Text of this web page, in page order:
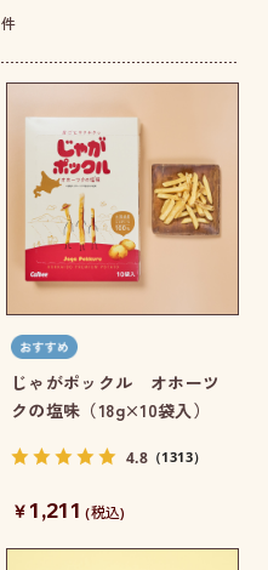
件
じゃがポックル オホーツ
クの塩味（18g×10袋入）
4.8 （1313）
￥1,211 (税込)